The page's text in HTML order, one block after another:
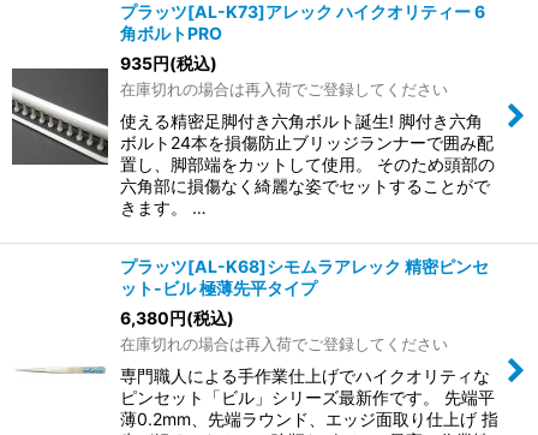
プラッツ[AL-K73]アレック ハイクオリティー 6
角ボルトPRO
935円(税込)
在庫切れの場合は再入荷でご登録してください
使える精密足脚付き六角ボルト誕生! 脚付き六角
ボルト24本を損傷防止ブリッジランナーで囲み配
置し、脚部端をカットして使用。 そのため頭部の
六角部に損傷なく綺麗な姿でセットすることがで
きます。 …
プラッツ[AL-K68]シモムラアレック 精密ピンセ
ット-ビル 極薄先平タイプ
6,380円(税込)
在庫切れの場合は再入荷でご登録してください
専門職人による手作業仕上げでハイクオリティな
ピンセット「ビル」シリーズ最新作です。 先端平
薄0.2mm、先端ラウンド、エッジ面取り仕上げ 指